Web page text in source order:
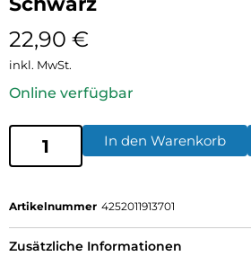
22,90 €
inkl. MwSt.
Online verfügbar
In den Warenkorb
Artikelnummer 4252011913701
Zusätzliche Informationen